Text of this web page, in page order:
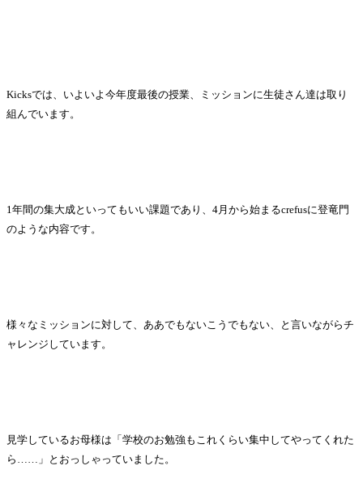
Kicksでは、いよいよ今年度最後の授業、ミッションに生徒さん達は取り
組んでいます。
1年間の集大成といってもいい課題であり、4月から始まるcrefusに登竜門
のような内容です。
様々なミッションに対して、ああでもないこうでもない、と言いながらチ
ャレンジしています。
見学しているお母様は「学校のお勉強もこれくらい集中してやってくれた
ら……」とおっしゃっていました。